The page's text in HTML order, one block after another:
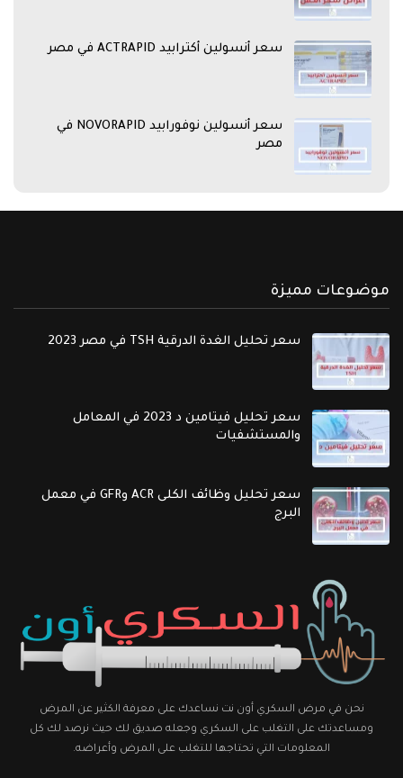
سعر أنسولين أكترابيد ACTRAPID في مصر
سعر أنسولين نوفورابيد NOVORAPID في
مصر
موضوعات مميزة
سعر تحليل الغدة الدرقية TSH في مصر 2023
سعر تحليل فيتامين د 2023 في المعامل
والمستشفيات
سعر تحليل وظائف الكلى ACR وGFR في معمل
البرج
نحن في مرض السكري أون نت نساعدك على معرفة الكثير عن المرض
ومساعدتك على التغلب على السكري وجعله صديق لك حيث نرصد لك كل
المعلومات التي تحتاجها للتغلب على المرض وأعراضه.